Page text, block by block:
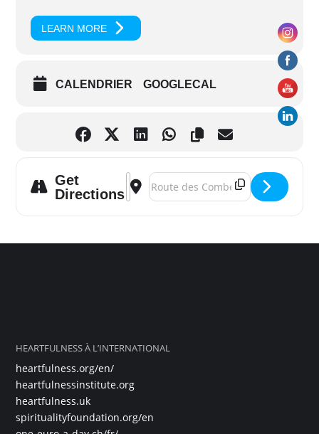
LEARN MORE
CALENDRIER GOOGLECAL
Get
Directions
Address - Journée internationale de la
Destination Address - Journée
HEARTFULNESS À L’INTERNATIONAL
heartfulness.org/en/
heartfulnessinstitute.org
heartfulness.uk
spiritualityfoundation.org/en